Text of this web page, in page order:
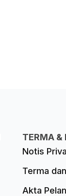
TERMA &
Notis
Terma
Akta